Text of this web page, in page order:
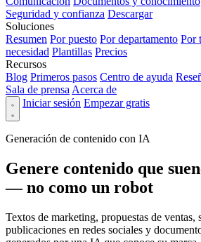
Seguridad y confianza Descargar
Soluciones
Resumen Por puesto Por departamento Por
necesidad Plantillas Precios
Recursos
Blog Primeros pasos Centro de ayuda
Sala de prensa Acerca de
Iniciar sesión Empezar gratis
Generación de contenido con IA
Genere contenido que
— no como un robot
Textos de marketing, propuestas de ventas,
publicaciones en redes sociales y